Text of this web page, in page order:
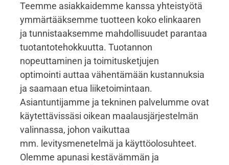
Teemme asiakkaidemme kanssa yhteistyötä
ymmärtääksemme tuotteen koko elinkaaren
ja tunnistaaksemme mahdollisuudet parantaa
tuotantotehokkuutta. Tuotannon
nopeuttaminen ja toimitusketjujen
optimointi auttaa vähentämään kustannuksia
ja saamaan etua liiketoimintaan.
Asiantuntijamme ja tekninen palvelumme ovat
käytettävissäsi oikean maalausjärjestelmän
valinnassa, johon vaikuttaa
mm. levitysmenetelmä ja käyttöolosuhteet.
Olemme apunasi kestävämmän ja